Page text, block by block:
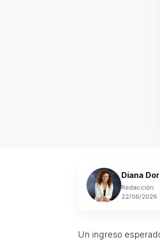
Diana
Redacción
22/06/2026
Un ingreso